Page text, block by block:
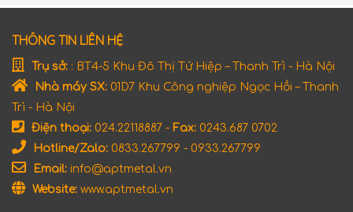
APTmetal
cầu của Quý khách trong lĩnh vựcTẤM KIM LOẠI TRANG
TRÍ
đồng thời cam kết CHẤT LƯỢNG – TIẾN ĐỘ – ĐÚNG
GIÁ.
THÔNG TIN LIÊN HỆ
Trụ sở: : BT4-5 Khu Đô Thị Tứ Hiệp – Thanh Trì - Hà Nội
Nhà máy SX: 01D7 Khu Công nghiệp Ngọc Hồi – Thanh
Trì - Hà Nội
Điện thoại: 024.22118887 - Fax: 0243.687 0702
Hotline/Zalo: 0833.267799 - 0933.267799
Email: info@aptmetal.vn
Website: www.aptmetal.vn